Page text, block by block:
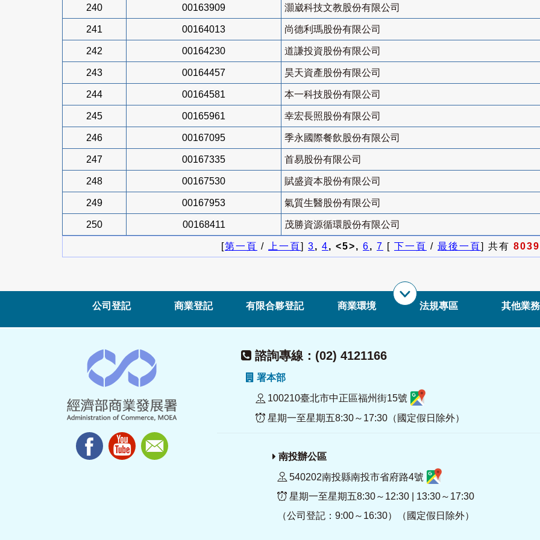
240 00163909 灝崴科技文教股份有限公司
241 00164013 尚德利瑪股份有限公司
242 00164230 道謙投資股份有限公司
243 00164457 昊天資產股份有限公司
244 00164581 本一科技股份有限公司
245 00165961 幸宏長照股份有限公司
246 00167095 季永國際餐飲股份有限公司
247 00167335 首易股份有限公司
248 00167530 賦盛資本股份有限公司
249 00167953 氣質生醫股份有限公司
250 00168411 茂勝資源循環股份有限公司
[第一頁 / 上一頁] 3, 4, <5>, 6, 7 [ 下一頁 / 最後一頁] 共有 8039
公司登記 商業登記 有限合夥登記 商業環境 法規專區 其他業務
諮詢專線：(02) 4121166
署本部
100210臺北市中正區福州街15號
星期一至星期五8:30～17:30（國定假日除外）
南投辦公區
540202南投縣南投市省府路4號
星期一至星期五8:30～12:30 | 13:30～17:30
（公司登記：9:00～16:30）（國定假日除外）